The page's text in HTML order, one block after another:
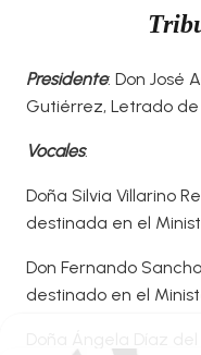
Presidente: Don José
Gutiérrez, Letrado
Vocales:
Doña Silvia Villarino
destinada en el
Don Fernando
destinado en el